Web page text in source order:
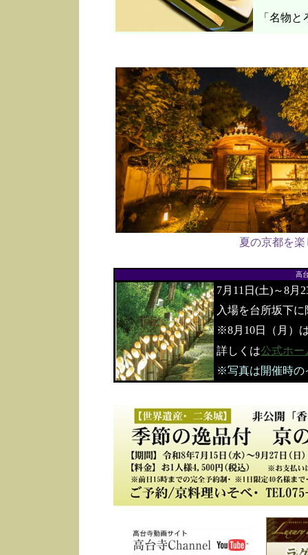
「名物と
夏の京都を
高
7月11日(土)～8月
入場を台所坂下
※8月10日（月）
詳しくは公式ホー
※写真は開催時の